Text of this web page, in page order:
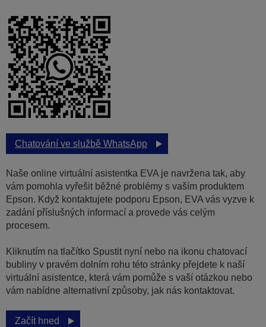
Chatování ve službě WhatsApp
Naše online virtuální asistentka EVA je navržena tak, aby
vám pomohla vyřešit běžné problémy s vaším produktem
Epson. Když kontaktujete podporu Epson, EVA vás vyzve k
zadání příslušných informací a provede vás celým
procesem.
Kliknutím na tlačítko Spustit nyní nebo na ikonu chatovací
bubliny v pravém dolním rohu této stránky přejdete k naší
virtuální asistentce, která vám pomůže s vaší otázkou nebo
vám nabídne alternativní způsoby, jak nás kontaktovat.
Začít hned